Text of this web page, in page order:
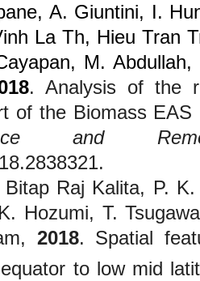
A. Giuntini, I.
La Th, Hieu Tran
M.
. Analysis of the
of the Biomass
and
Bitap Raj Kalita, P.
Hozumi, T.
2018. Spatial
to low mid